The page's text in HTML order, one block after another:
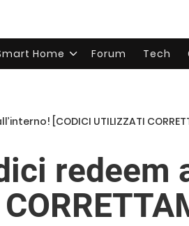
Home Forum Tech
[CODICI UTILIZZATI
redeem